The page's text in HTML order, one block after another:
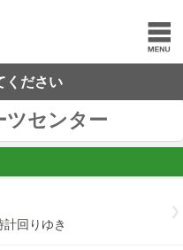
ください
ツセンター
回りゆき